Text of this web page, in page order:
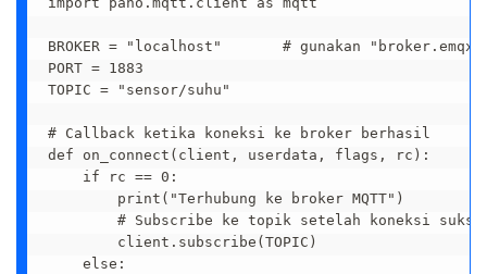
BROKER = "localhost"       # gunakan
PORT = 1883
TOPIC = "sensor/suhu"
# Callback ketika koneksi ke broker berhasil
def on_connect(client, userdata, flags, rc):
if rc == 0:
print("Terhubung ke broker MQTT")
# Subscribe ke topik setelah koneksi
client.subscribe(TOPIC)
else: